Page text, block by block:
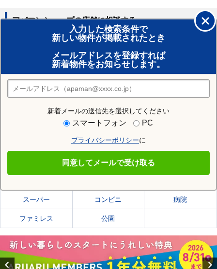
入力した検索条件で
新しい物件が掲載されたとき
メールアドレスを登録すれば
新着物件をお知らせします。
新着メールの送信先を選択してください
スマートフォン PC
プライバシーポリシーに
同意してメールで受け取る
アパマンショップの店舗に相談する
賃貸のプロがお部屋探し！
おまかせ物件リクエスト
住みたい街の店舗を探す
店舗検索
住む街研究所で石巻市の情報を見る
石巻市の施設一覧
スーパー コンビニ 病院
ファミレス 公園
Previous